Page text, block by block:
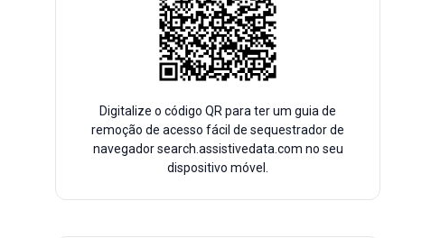
Digitalize o código QR para ter um guia de
remoção de acesso fácil de sequestrador de
navegador search.assistivedata.com no seu
dispositivo móvel.